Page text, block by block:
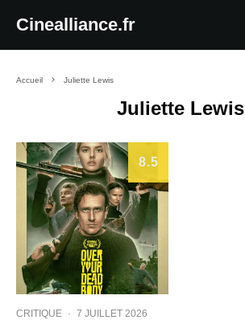
Cinealliance.fr
Accueil Juliette Lewis
Juliette Lewis
8.5
CRITIQUE · 7 JUILLET 2026